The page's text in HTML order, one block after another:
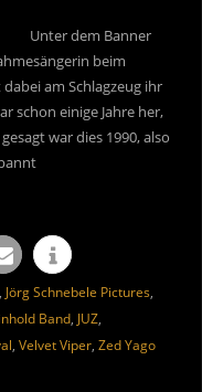
Unter dem Banner
beim
am Schlagzeug ihr
schon einige Jahre her,
war dies 1990, also
Jörg Schnebele Pictures,
Band, JUZ,
, Velvet Viper, Zed Yago